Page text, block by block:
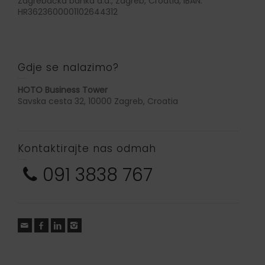
HR3623600001102644312
Gdje se nalazimo?
HOTO Business Tower
Savska cesta 32, 10000 Zagreb, Croatia
Kontaktirajte nas odmah
091 3838 767